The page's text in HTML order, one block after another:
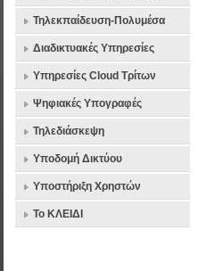
Τηλεκπαίδευση-Πολυμέσα
Διαδικτυακές Υπηρεσίες
Υπηρεσίες Cloud Τρίτων
Ψηφιακές Υπογραφές
Τηλεδιάσκεψη
Υποδομή Δικτύου
Υποστήριξη Χρηστών
Το ΚΛΕΙΔΙ